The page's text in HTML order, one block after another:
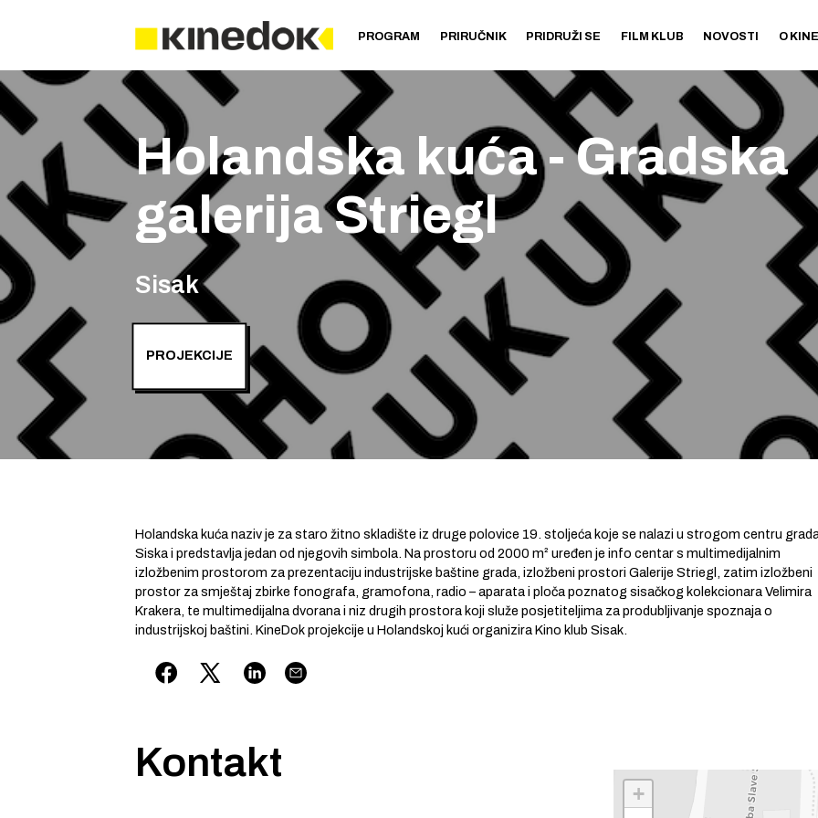
PROGRAM PRIRUČNIK PRIDRUŽI SE FILM KLUB NOVOSTI O
Holandska kuća - Gradska
galerija Striegl
Sisak
PROJEKCIJE
Holandska kuća naziv je za staro žitno skladište iz druge polovice 19. stoljeća koje se nalazi u strogom centru
Siska i predstavlja jedan od njegovih simbola. Na prostoru od 2000 m² uređen je info centar s multimedijalnim
izložbenim prostorom za prezentaciju industrijske baštine grada, izložbeni prostori Galerije Striegl, zatim izložbeni
prostor za smještaj zbirke fonografa, gramofona, radio – aparata i ploča poznatog sisačkog kolekcionara Velimira
Krakera, te multimedijalna dvorana i niz drugih prostora koji služe posjetiteljima za produbljivanje spoznaja o
industrijskoj baštini. KineDok projekcije u Holandskoj kući organizira Kino klub Sisak.
Kontakt
+